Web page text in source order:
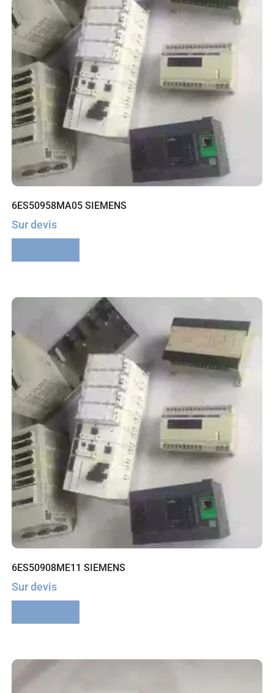
6ES50958MA05 SIEMENS
Sur devis
6ES50908ME11 SIEMENS
Sur devis